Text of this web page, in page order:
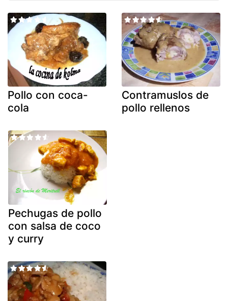
Pollo con coca-
cola
Contramuslos de
pollo rellenos
Pechugas de pollo
con salsa de coco
y curry